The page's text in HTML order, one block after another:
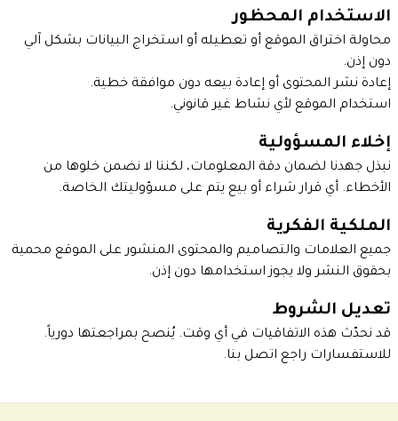
الاستخدام المحظور
محاولة اختراق الموقع أو تعطيله أو استخراج البيانات بشكل آلي
دون إذن.
إعادة نشر المحتوى أو إعادة بيعه دون موافقة خطية.
استخدام الموقع لأي نشاط غير قانوني.
إخلاء المسؤولية
نبذل جهدنا لضمان دقة المعلومات، لكننا لا نضمن خلوها من
الأخطاء. أي قرار شراء أو بيع يتم على مسؤوليتك الخاصة.
الملكية الفكرية
جميع العلامات والتصاميم والمحتوى المنشور على الموقع محمية
بحقوق النشر ولا يجوز استخدامها دون إذن.
تعديل الشروط
قد نحدّث هذه الاتفاقيات في أي وقت. يُنصح بمراجعتها دورياً.
للاستفسارات راجع اتصل بنا.